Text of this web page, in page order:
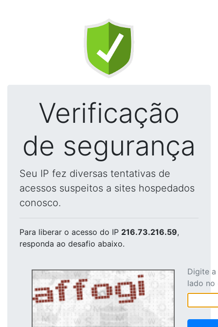
Verificação
de segurança
Seu IP fez diversas tentativas de
acessos suspeitos a sites hospedados
conosco.
Para liberar o acesso do IP 216.73.216.59,
responda ao desafio abaixo.
Digite
lado no